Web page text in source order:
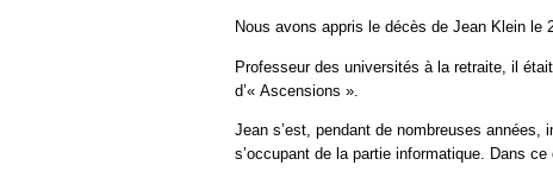
Nous avons appris le décès de Jean Klein le
Professeur des universités à la retraite, il
d’« Ascensions ».
Jean s’est, pendant de nombreuses années,
s’occupant de la partie informatique. Dans